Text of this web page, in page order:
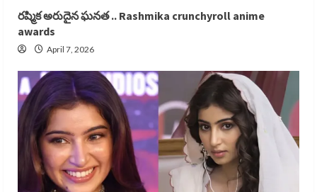
రష్మిక అరుదైన ఘనత .. Rashmika crunchyroll anime
awards
April 7, 2026